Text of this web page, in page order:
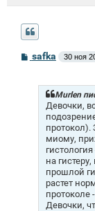
Сsafka 30 ноя
Murlen
Девочки,
протокол).
миому,
на
прошлой
растет
протоколе
Девочки,